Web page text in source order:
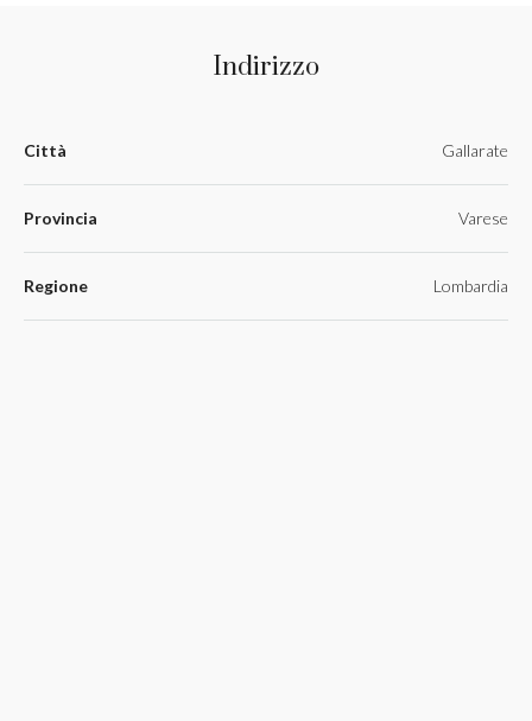
Indirizzo
Città Gallarate
Provincia Varese
Regione Lombardia